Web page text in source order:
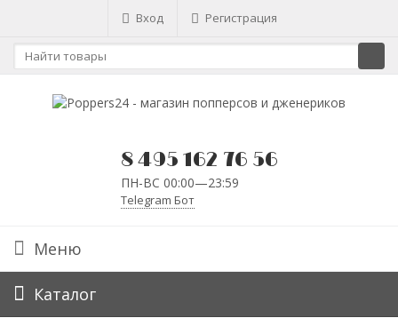
Вход Регистрация
8 495 162 76 56
ПН-ВС 00:00—23:59
Telegram Бот
Меню
Каталог